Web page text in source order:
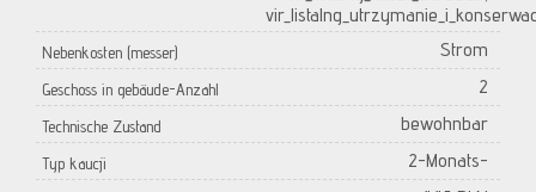
Nebenkosten (messer) Strom
Geschoss in gebäude-Anzahl 2
Technische Zustand bewohnbar
Typ kaucji 2-Monats-